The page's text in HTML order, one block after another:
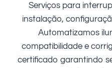
Serviços para
instalação,
Automatizamos
compatibilidade e
certificado garantindo